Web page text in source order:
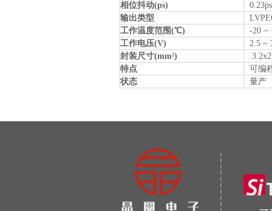
相位抖动(ps)
0.23ps
输出类型
工作温度范围(℃)
-20 ~
工作电压(V)
2.5 ~
封装尺寸(mm2)
特点
可编
状态
量产